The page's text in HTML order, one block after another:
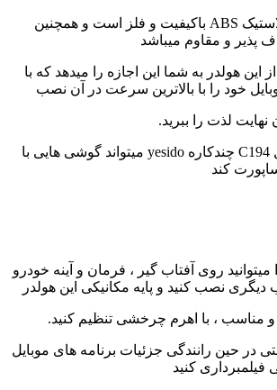
جنس این هولدر از پلاستیک ABS باکیفیت و فلز است و همچنین
پذیر و مقاوم میباشد
این هولدر به شما این اجازه را میدهد که با
خود را با بالاترین سرعت در آن نصب
لذت را ببرید.
همچنین هولدر موبایل C194 چندکاره yesido میتواند گوشی هایی با
میتوانید روی آفتاب گیر ، فرمان و آینه خودرو
نصب کنید و پایه مکانیکی این هولدر
و مناسب ، با اهرم چرخشی تنظیم کنید.
در حین رانندگی جزئیات برنامه های موبایل
کنید